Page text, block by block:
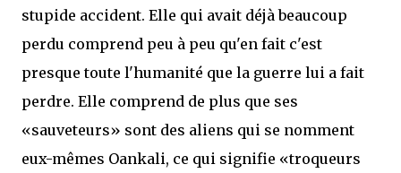
stupide accident. Elle qui avait déjà beaucoup
perdu comprend peu à peu qu'en fait c'est
presque toute l'humanité que la guerre lui a fait
perdre. Elle comprend de plus que ses
«sauveteurs» sont des aliens qui se nomment
eux-mêmes Oankali, ce qui signifie «troqueurs